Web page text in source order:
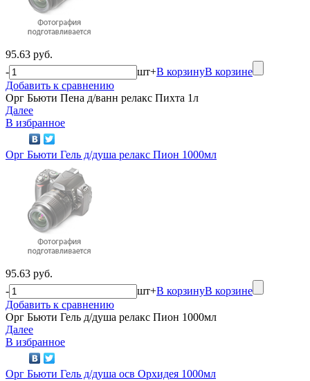
95.63 руб.
-
шт+В корзинуВ корзине
Добавить к сравнению
Орг Бьюти Пена д/ванн релакс Пихта 1л
Далее
В избранное
Орг Бьюти Гель д/душа релакс Пион 1000мл
95.63 руб.
-
шт+В корзинуВ корзине
Добавить к сравнению
Орг Бьюти Гель д/душа релакс Пион 1000мл
Далее
В избранное
Орг Бьюти Гель д/душа осв Орхидея 1000мл